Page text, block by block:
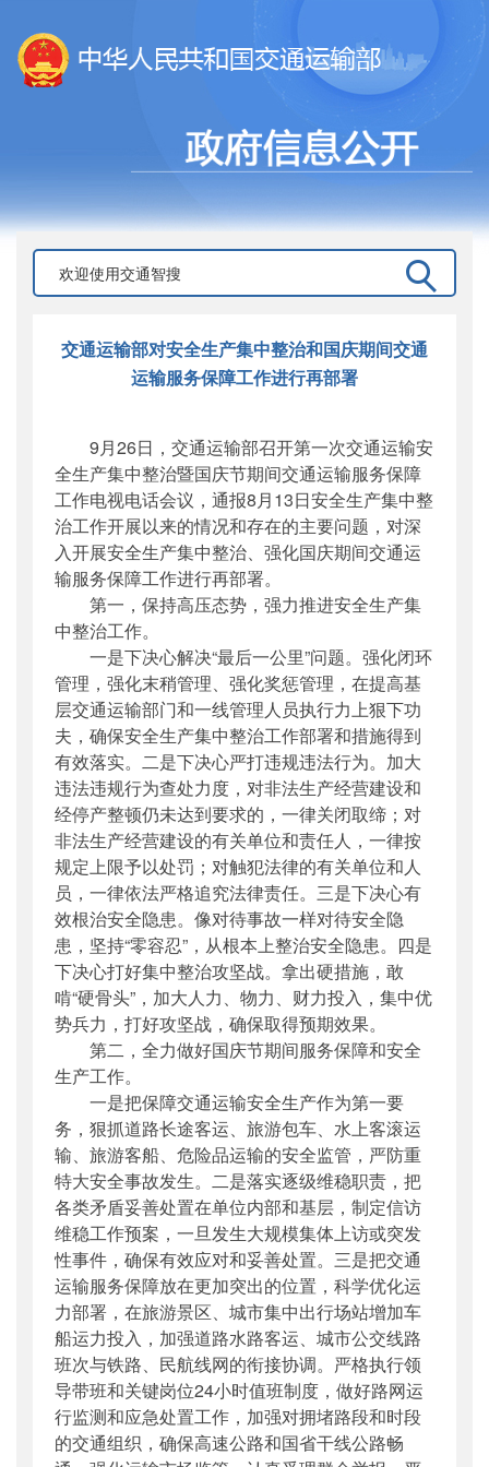
交通运输部对安全生产集中整治和国庆期间交通
运输服务保障工作进行再部署
9月26日，交通运输部召开第一次交通运输安
全生产集中整治暨国庆节期间交通运输服务保障
工作电视电话会议，通报8月13日安全生产集中整
治工作开展以来的情况和存在的主要问题，对深
入开展安全生产集中整治、强化国庆期间交通运
输服务保障工作进行再部署。
第一，保持高压态势，强力推进安全生产集
中整治工作。
一是下决心解决“最后一公里”问题。强化闭环
管理，强化末稍管理、强化奖惩管理，在提高基
层交通运输部门和一线管理人员执行力上狠下功
夫，确保安全生产集中整治工作部署和措施得到
有效落实。二是下决心严打违规违法行为。加大
违法违规行为查处力度，对非法生产经营建设和
经停产整顿仍未达到要求的，一律关闭取缔；对
非法生产经营建设的有关单位和责任人，一律按
规定上限予以处罚；对触犯法律的有关单位和人
员，一律依法严格追究法律责任。三是下决心有
效根治安全隐患。像对待事故一样对待安全隐
患，坚持“零容忍”，从根本上整治安全隐患。四是
下决心打好集中整治攻坚战。拿出硬措施，敢
啃“硬骨头”，加大人力、物力、财力投入，集中优
势兵力，打好攻坚战，确保取得预期效果。
第二，全力做好国庆节期间服务保障和安全
生产工作。
一是把保障交通运输安全生产作为第一要
务，狠抓道路长途客运、旅游包车、水上客滚运
输、旅游客船、危险品运输的安全监管，严防重
特大安全事故发生。二是落实逐级维稳职责，把
各类矛盾妥善处置在单位内部和基层，制定信访
维稳工作预案，一旦发生大规模集体上访或突发
性事件，确保有效应对和妥善处置。三是把交通
运输服务保障放在更加突出的位置，科学优化运
力部署，在旅游景区、城市集中出行场站增加车
船运力投入，加强道路水路客运、城市公交线路
班次与铁路、民航线网的衔接协调。严格执行领
导带班和关键岗位24小时值班制度，做好路网运
行监测和应急处置工作，加强对拥堵路段和时段
的交通组织，确保高速公路和国省干线公路畅